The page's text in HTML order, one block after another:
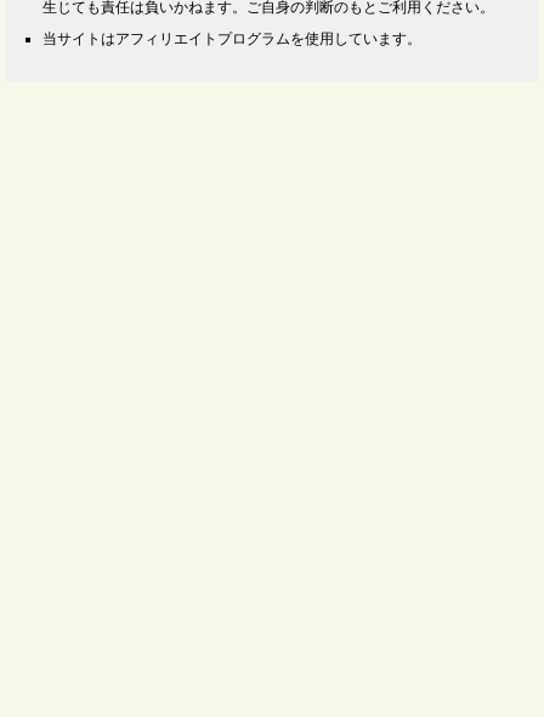
生じても責任は負いかねます。ご自身の判断のもとご利用ください。
当サイトはアフィリエイトプログラムを使用しています。